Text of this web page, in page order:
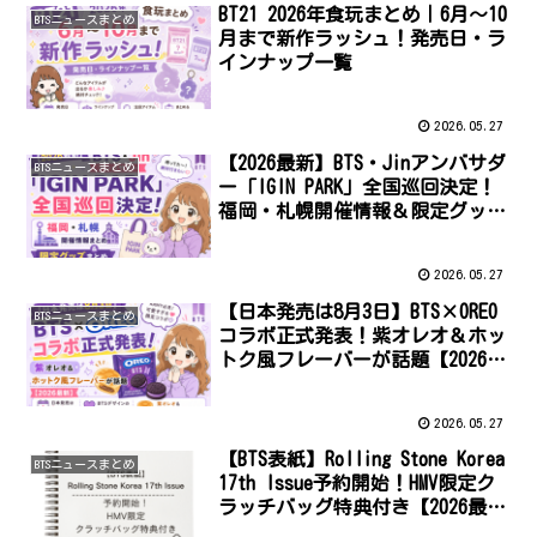
BTSニュースまとめ
BT21 2026年食玩まとめ｜6月〜10
月まで新作ラッシュ！発売日・ラ
インナップ一覧
2026.05.27
BTSニュースまとめ
【2026最新】BTS・Jinアンバサダ
ー「IGIN PARK」全国巡回決定！
福岡・札幌開催情報＆限定グッズ
2026.05.27
BTSニュースまとめ
【日本発売は8月3日】BTS×OREO
コラボ正式発表！紫オレオ＆ホッ
トク風フレーバーが話題【2026最
2026.05.27
BTSニュースまとめ
【BTS表紙】Rolling Stone Korea
17th Issue予約開始！HMV限定ク
ラッチバッグ特典付き【2026最